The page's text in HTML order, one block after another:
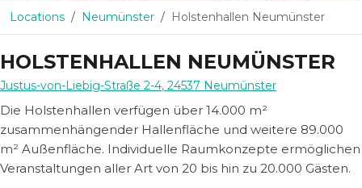
Locations Neumünster Holstenhallen Neumünster
HOLSTENHALLEN NEUMÜNSTER
Justus-von-Liebig-Straße 2-4, 24537 Neumünster
Die Holstenhallen verfügen über 14.000 m²
zusammenhängender Hallenfläche und weitere 89.000
m² Außenfläche. Individuelle Raumkonzepte ermöglichen
Veranstaltungen aller Art von 20 bis hin zu 20.000 Gästen.